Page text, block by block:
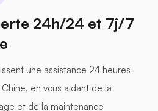
24h/24 et 7j/7
une assistance 24 heures
en vous aidant de la
et de la maintenance